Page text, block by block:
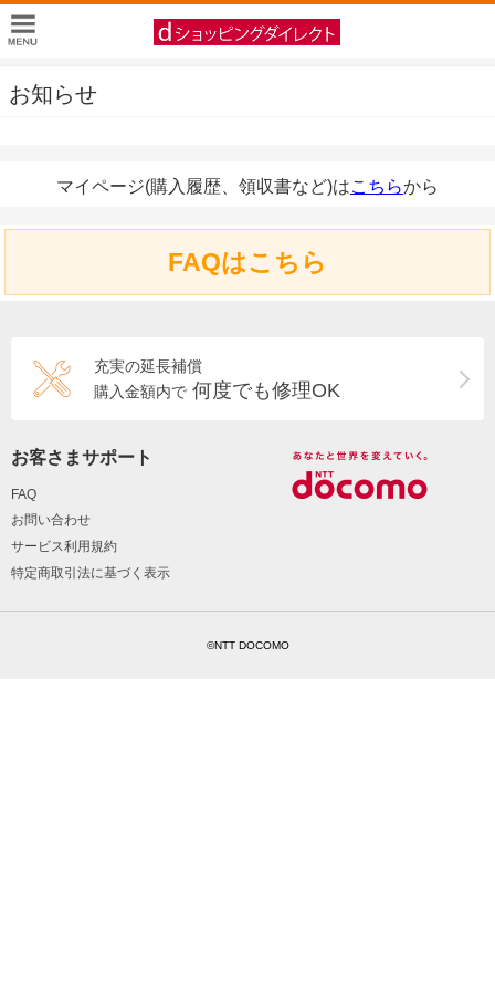
お知らせ
マイページ(購入履歴、領収書など)はこちらから
FAQはこちら
充実の延長補償
購入金額内で 何度でも修理OK
お客さまサポート
FAQ
お問い合わせ
サービス利用規約
特定商取引法に基づく表示
©NTT DOCOMO